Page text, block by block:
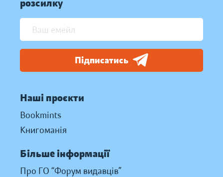
розсилку
Підписатись
Наші проєкти
Bookmints
Книгоманія
Більше інформації
Про ГО “Форум видавців”